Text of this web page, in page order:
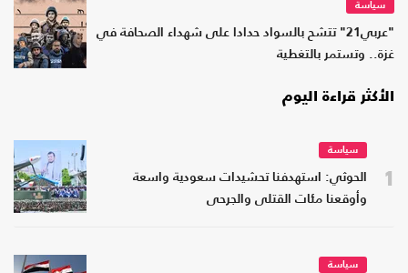
سياسة
"عربي21" تتشح بالسواد حدادا على شهداء الصحافة في
غزة.. وتستمر بالتغطية
الأكثر قراءة اليوم
1
سياسة
الحوثي: استهدفنا تحشيدات سعودية واسعة
وأوقعنا مئات القتلى والجرحى
سياسة